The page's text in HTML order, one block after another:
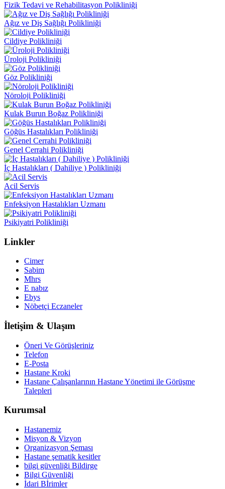
Fizik Tedavi ve Rehabilitasyon Polikliniği
Ağız ve Diş Sağlığı Polikliniği
Cildiye Polikliniği
Üroloji Polikliniği
Göz Polikliniği
Nöroloji Polikliniği
Kulak Burun Boğaz Polikliniği
Göğüs Hastalıkları Polikliniği
Genel Cerrahi Polikliniği
İç Hastalıkları ( Dahiliye ) Polikliniği
Acil Servis
Enfeksiyon Hastalıkları Uzmanı
Psikiyatri Polikliniği
Linkler
Cimer
Sabim
Mhrs
E nabız
Ebys
Nöbetçi Eczaneler
İletişim & Ulaşım
Öneri Ve Görüşleriniz
Telefon
E-Posta
Hastane Kroki
Hastane Çalışanlarının Hastane Yönetimi ile Görüşme
Talepleri
Kurumsal
Hastanemiz
Misyon & Vizyon
Organizasyon Şeması
Hastane şematik kesitler
bilgi güvenliği Bildirge
Bilgi Güvenliği
İdari Bİrimler